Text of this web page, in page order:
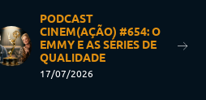
PODCAST
CINEM(AÇÃO) #654: O
EMMY E AS SÉRIES DE
QUALIDADE
17/07/2026